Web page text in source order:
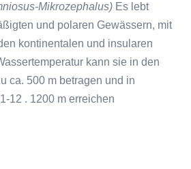
Mikrozephalus) Es lebt
und polaren Gewässern, mit
kontinentalen und insularen
kann sie in den
ca. 500 m betragen und in
12 . 1200 m erreichen